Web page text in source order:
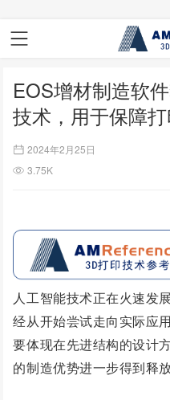
EOS增材制造软
技术，用于保障
2024年2月25日
3.75K
人工智能技术正在火速发
经从开始尝试走向实际应
要体现在先进结构的设计
的制造优势进一步得到释